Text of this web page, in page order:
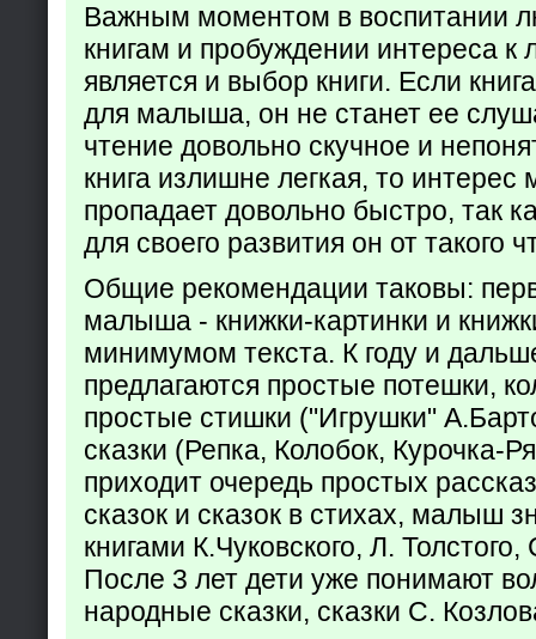
Важным моментом в воспитании
книгам и пробуждении интереса к
является и выбор книги. Если
для малыша, он не станет ее
чтение довольно скучное и
книга излишне легкая, то
пропадает довольно быстро, так
для своего развития он от такого
Общие рекомендации таковы:
малыша - книжки-картинки и
минимумом текста. К году и
предлагаются простые потешки,
простые стишки ("Игрушки"
сказки (Репка, Колобок, Курочка-
приходит очередь простых
сказок и сказок в стихах, малыш
книгами К.Чуковского, Л.
После 3 лет дети уже понимают
народные сказки, сказки С.